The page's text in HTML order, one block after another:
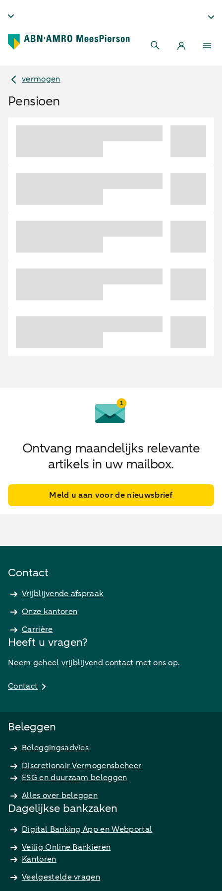
vermogen
Pensioen
Ontvang maandelijks relevante
artikels in uw mailbox.
Meld u aan voor de nieuwsbrief
Contact
Vrijblijvende afspraak
Onze kantoren
Carrière
Heeft u vragen?
Neem geheel vrijblijvend contact met ons op.
Contact
Beleggen
Beleggingsadvies
Discretionair Vermogensbeheer
ESG en duurzaam beleggen
Alles over beleggen
Dagelijkse bankzaken
Digital Banking App en Webportal
Veilig Online Bankieren
Kantoren
Veelgestelde vragen